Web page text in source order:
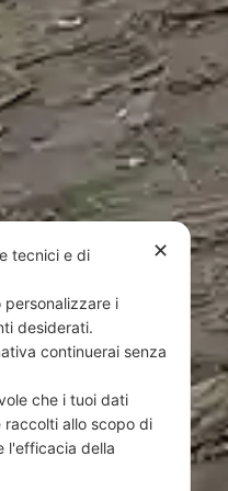
Sicuri
brand Intent di Federico
TE | REA TE-168019 |
reCAPTCHA
of Servicedi Google.
✕
tecnici e di
i
desiderati.
continuerai senza
che i tuoi dati
raccolti allo scopo di
l'efficacia della